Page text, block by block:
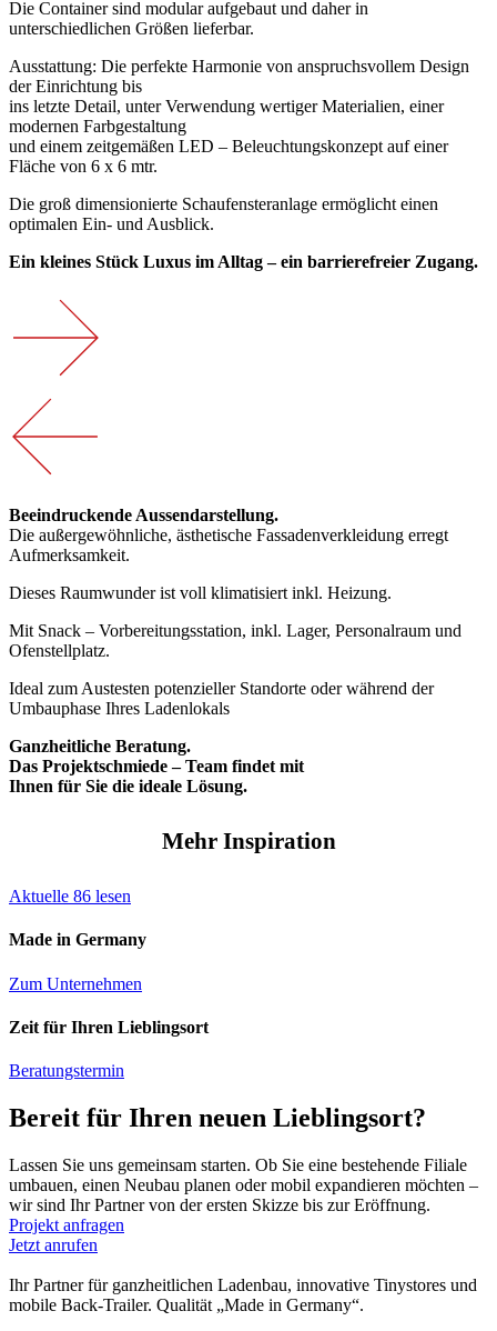
Die Container sind modular aufgebaut und daher in
unterschiedlichen Größen lieferbar.
Ausstattung: Die perfekte Harmonie von anspruchsvollem Design
der Einrichtung bis
ins letzte Detail, unter Verwendung wertiger Materialien, einer
modernen Farbgestaltung
und einem zeitgemäßen LED – Beleuchtungskonzept auf einer
Fläche von 6 x 6 mtr.
Die groß dimensionierte Schaufensteranlage ermöglicht einen
optimalen Ein- und Ausblick.
Ein kleines Stück Luxus im Alltag – ein barrierefreier Zugang.
Beeindruckende Aussendarstellung.
Die außergewöhnliche, ästhetische Fassadenverkleidung erregt
Aufmerksamkeit.
Dieses Raumwunder ist voll klimatisiert inkl. Heizung.
Mit Snack – Vorbereitungsstation, inkl. Lager, Personalraum und
Ofenstellplatz.
Ideal zum Austesten potenzieller Standorte oder während der
Umbauphase Ihres Ladenlokals
Ganzheitliche Beratung.
Das Projektschmiede – Team findet mit
Ihnen für Sie die ideale Lösung.
Mehr Inspiration
Aktuelle 86 lesen
Made in Germany
Zum Unternehmen
Zeit für Ihren Lieblingsort
Beratungstermin
Bereit für Ihren neuen Lieblingsort?
Lassen Sie uns gemeinsam starten. Ob Sie eine bestehende Filiale
umbauen, einen Neubau planen oder mobil expandieren möchten –
wir sind Ihr Partner von der ersten Skizze bis zur Eröffnung.
Projekt anfragen
Jetzt anrufen
Ihr Partner für ganzheitlichen Ladenbau, innovative Tinystores und
mobile Back-Trailer. Qualität „Made in Germany“.